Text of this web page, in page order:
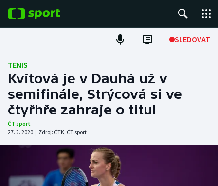
SLEDOVAT
Fotbal
Hokej
Tenis
Atletika
DALŠÍ SPORTY
TENIS
Kvitová je v Dauhá už v
semifinále, Strýcová si ve
čtyřhře zahraje o titul
ČT sport
27. 2. 2020 | Zdroj: ČTK, ČT sport